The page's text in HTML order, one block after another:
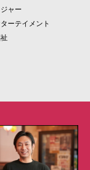
ャー
ーテイメント